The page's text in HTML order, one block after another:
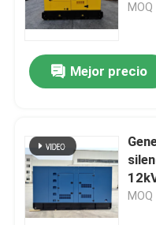
MOQ
Mejor precio
MOQ